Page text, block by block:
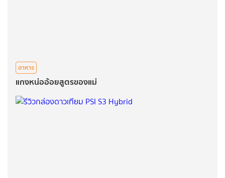
อาหาร
แกงหน่ออ้อยสูตรของแม่